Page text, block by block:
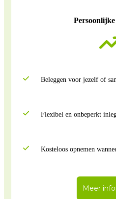
Beleggen voor jezelf of
Flexibel en onbeperkt
Kosteloos opnemen
Meer